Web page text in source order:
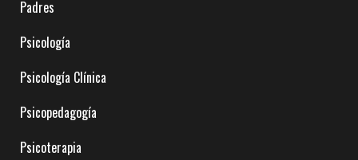
Padres
Psicología
Psicología Clínica
Psicopedagogía
Psicoterapia